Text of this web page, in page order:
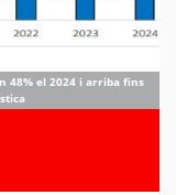
48% el 2024 i arriba fins